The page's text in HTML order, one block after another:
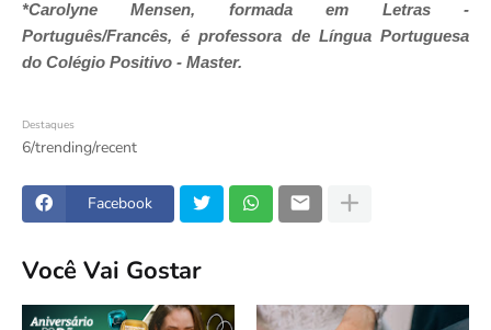
*Carolyne Mensen, formada em Letras -
Português/Francês, é professora de Língua Portuguesa
do Colégio Positivo - Master.
Destaques
6/trending/recent
Facebook
Você Vai Gostar